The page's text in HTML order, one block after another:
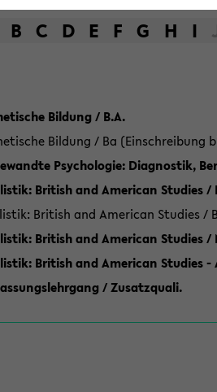
B C D E F G H I
Bildung / B.A.
Bildung / Ba (Einschreibung
Psychologie: Diagnostik,
British and American Studies /
British and American Studies /
British and American Studies /
British and American Studies
/ Zusatzquali.